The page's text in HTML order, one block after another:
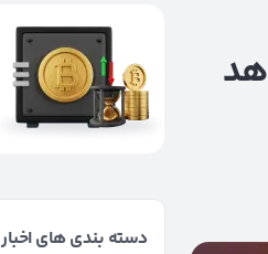
دسته بندی های اخبار